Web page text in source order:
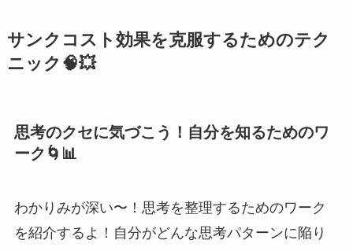
サンクコスト効果を克服するためのテク
ニック🧠💥
思考のクセに気づこう！自分を知るためのワ
ーク🌀📊
わかりみが深い〜！思考を整理するためのワーク
を紹介するよ！自分がどんな思考パターンに陥り